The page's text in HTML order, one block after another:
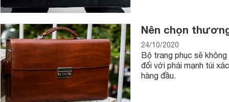
du lịch với bạn bè.
Cách bảo quản và sử dụng ba lô, cặp túi xách
Nên chọn
24/10/2020
Bộ trang phục sẽ
đối với phái mạnh túi
hàng đầu.